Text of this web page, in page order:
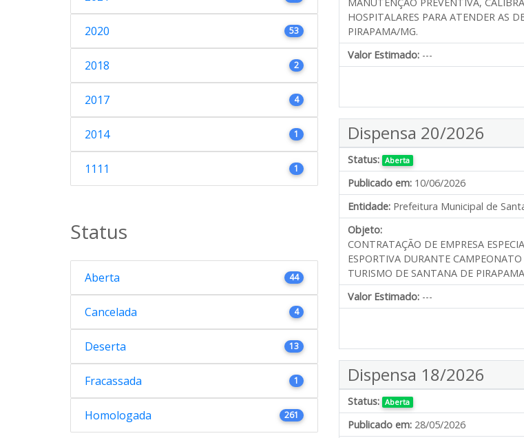
2020 53
2018 2
2017 4
2014 1
1111 1
Status
Aberta 44
Cancelada 4
Deserta 13
Fracassada 1
Homologada 261
HOSPITALARES PARA ATENDER AS
PIRAPAMA/MG.
Valor Estimado: ---
Dispensa 20/2026
Status: Aberta
Publicado em: 10/06/2026
Entidade: Prefeitura Municipal de
Objeto:
CONTRATAÇÃO DE EMPRESA
ESPORTIVA DURANTE
TURISMO DE SANTANA DE
Valor Estimado: ---
Dispensa 18/2026
Status: Aberta
Publicado em: 28/05/2026